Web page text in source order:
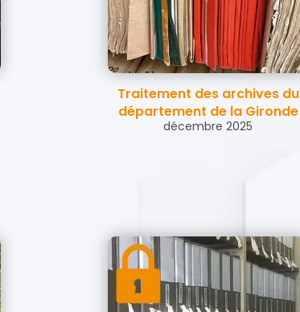
Traitement des archives du
département de la Gironde
décembre 2025